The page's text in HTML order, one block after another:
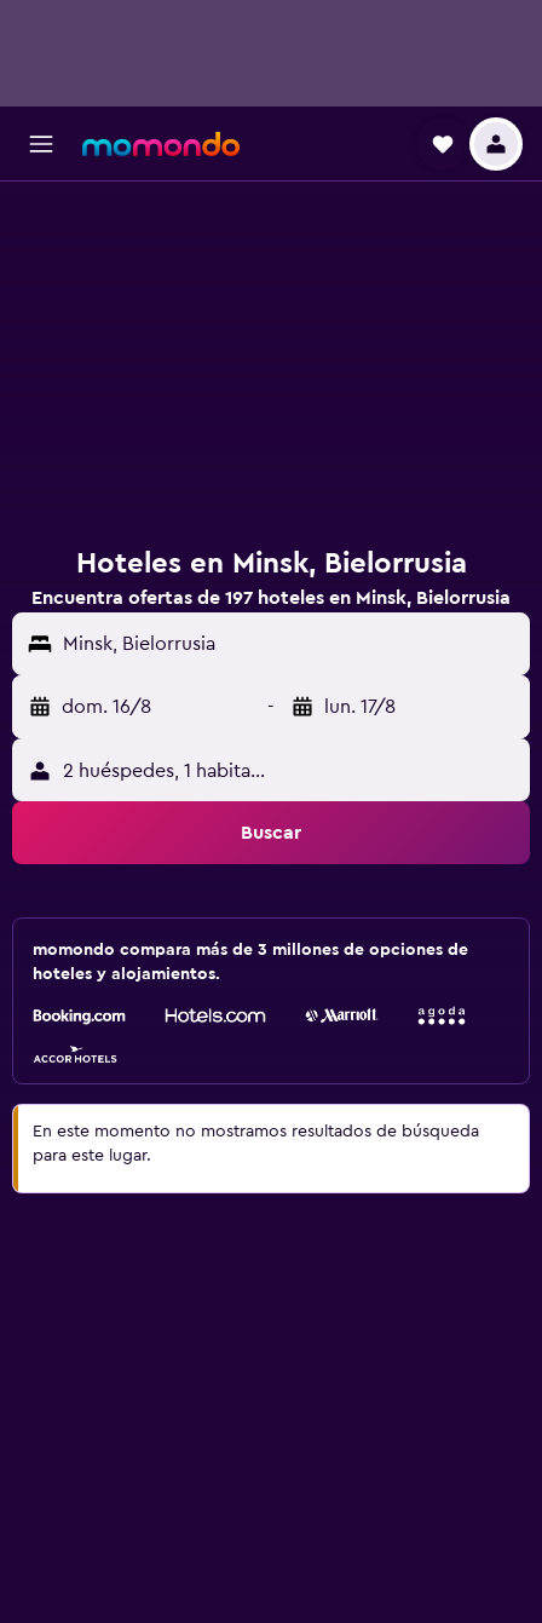
Hoteles en Minsk, Bielorrusia
Encuentra ofertas de 197 hoteles en Minsk, Bielorrusia
Minsk, Bielorrusia
dom. 16/8 - lun. 17/8
2 huéspedes, 1 habitación
Buscar
momondo compara más de 3 millones de opciones de
hoteles y alojamientos.
En este momento no mostramos resultados de búsqueda
para este lugar.